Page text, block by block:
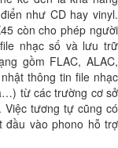
như CD hay vinyl.
còn cho phép người
nhạc số và lưu trữ
gồm FLAC, ALAC,
thông tin file nhạc
từ các trường cơ sở
Việc tương tự cũng có
đầu vào phono hỗ trợ